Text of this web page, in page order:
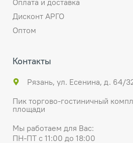
Оплата и доставка
Дисконт АРГО
Оптом
Контакты
Рязань, ул. Есенина, д. 64/
Пик торгово-гостиничный
площади
Мы работаем для Вас:
ПН-ПТ с 11:00 до 18:00